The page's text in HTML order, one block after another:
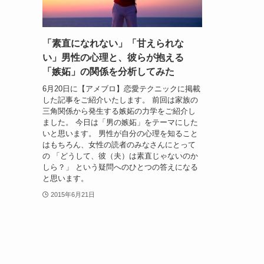
「素直になれない」「甘えられな
い」男性の心理と、彼らが抱える
「嫉妬」の関係を分析してみた
6月20日に【アメブロ】恋愛テクニックに掲載
した記事をご紹介いたします。 前回は家族の
三角関係から発生する嫉妬の力学をご紹介し
ました。 今日は「男の嫉妬」をテーマにした
いと思います。 男性が自分の心理を知ること
はもちろん、女性の読者のみなさんにとって
の 「どうして、彼（夫）は素直じゃないのか
しら？」 という疑問へのひとつの答えになる
と思います。
2015年6月21日